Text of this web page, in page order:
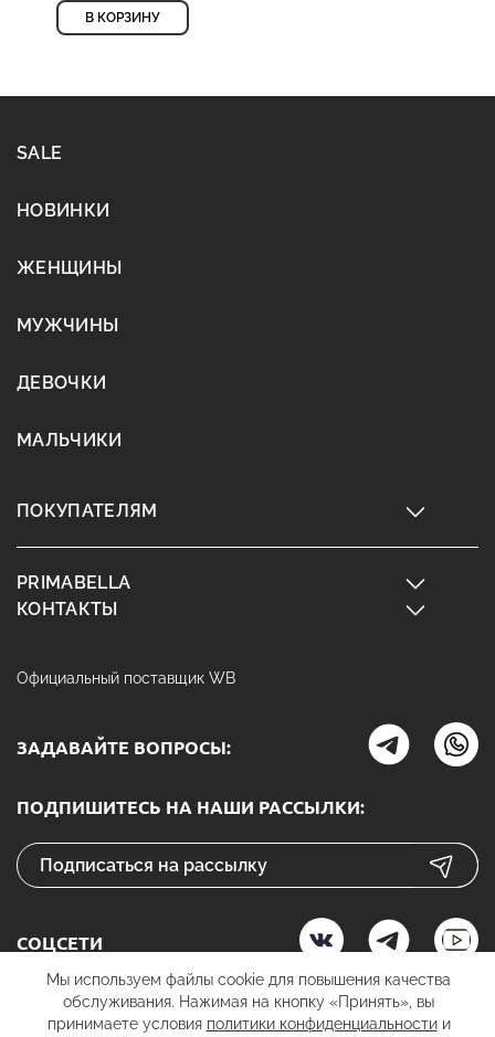
В КОРЗИНУ
SALE
НОВИНКИ
ЖЕНЩИНЫ
МУЖЧИНЫ
ДЕВОЧКИ
МАЛЬЧИКИ
ПОКУПАТЕЛЯМ
PRIMABELLA
КОНТАКТЫ
Официальный поставщик WB
ЗАДАВАЙТЕ ВОПРОСЫ:
ПОДПИШИТЕСЬ НА НАШИ РАССЫЛКИ:
СОЦСЕТИ
Мы используем файлы cookie для повышения качества
обслуживания. Нажимая на кнопку «Принять», вы
принимаете условия политики конфиденциальностии